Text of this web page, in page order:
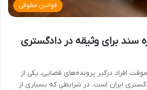
قوانین حقوقی
سند برای وثیقه در دادگستری
افراد درگیر پرونده‌های قضایی، یکی از
ایران است. در شرایطی که بسیاری از